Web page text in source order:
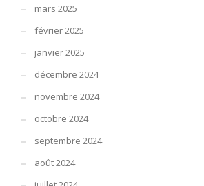
mars 2025
février 2025
janvier 2025
décembre 2024
novembre 2024
octobre 2024
septembre 2024
août 2024